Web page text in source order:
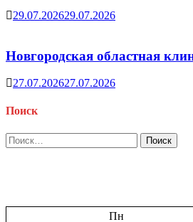
29.07.202629.07.2026
Новгородская областная
27.07.202627.07.2026
Поиск
Найти:
Пн